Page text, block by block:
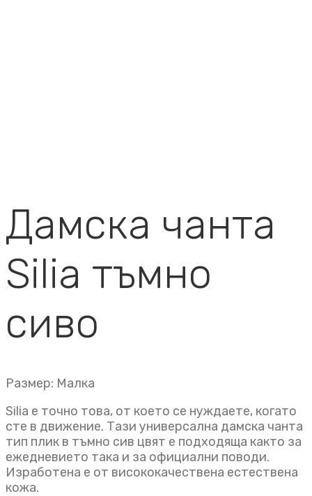
Дамска чанта
Silia тъмно
сиво
Размер: Малка
Silia е точно това, от което се нуждаете, когато
сте в движение. Тази универсална дамска чанта
тип плик в тъмно сив цвят е подходяща както за
ежедневието така и за официални поводи.
Изработена е от висококачествена естествена
кожа.